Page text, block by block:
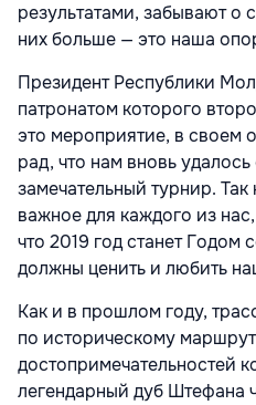
результатами, забывают о
них больше — это наша
Президент Республики
патронатом которого
это мероприятие, в своем
рад, что нам вновь удалось
замечательный турнир.
важное для каждого из
что 2019 год станет
должны ценить и любить
Как и в прошлом году,
по историческому
достопримечательностей
легендарный дуб Штефана